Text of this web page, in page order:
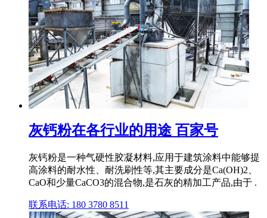
灰钙粉在各行业的用途 百家号
灰钙粉是一种气硬性胶凝材料,应用于建筑涂料中能够提
高涂料的耐水性、耐洗刷性等,其主要成分是Ca(OH)2、
CaO和少量CaCO3的混合物,是石灰的精加工产品,由于 .
联系电话: 180 3780 8511